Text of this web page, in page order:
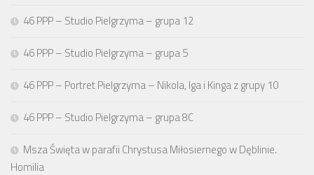
46 PPP – Studio Pielgrzyma – grupa 12
46 PPP – Studio Pielgrzyma – grupa 5
46 PPP – Portret Pielgrzyma – Nikola, Iga i Kinga z grupy 10
46 PPP – Studio Pielgrzyma – grupa 8C
Msza Święta w parafii Chrystusa Miłosiernego w Dęblinie.
Homilia